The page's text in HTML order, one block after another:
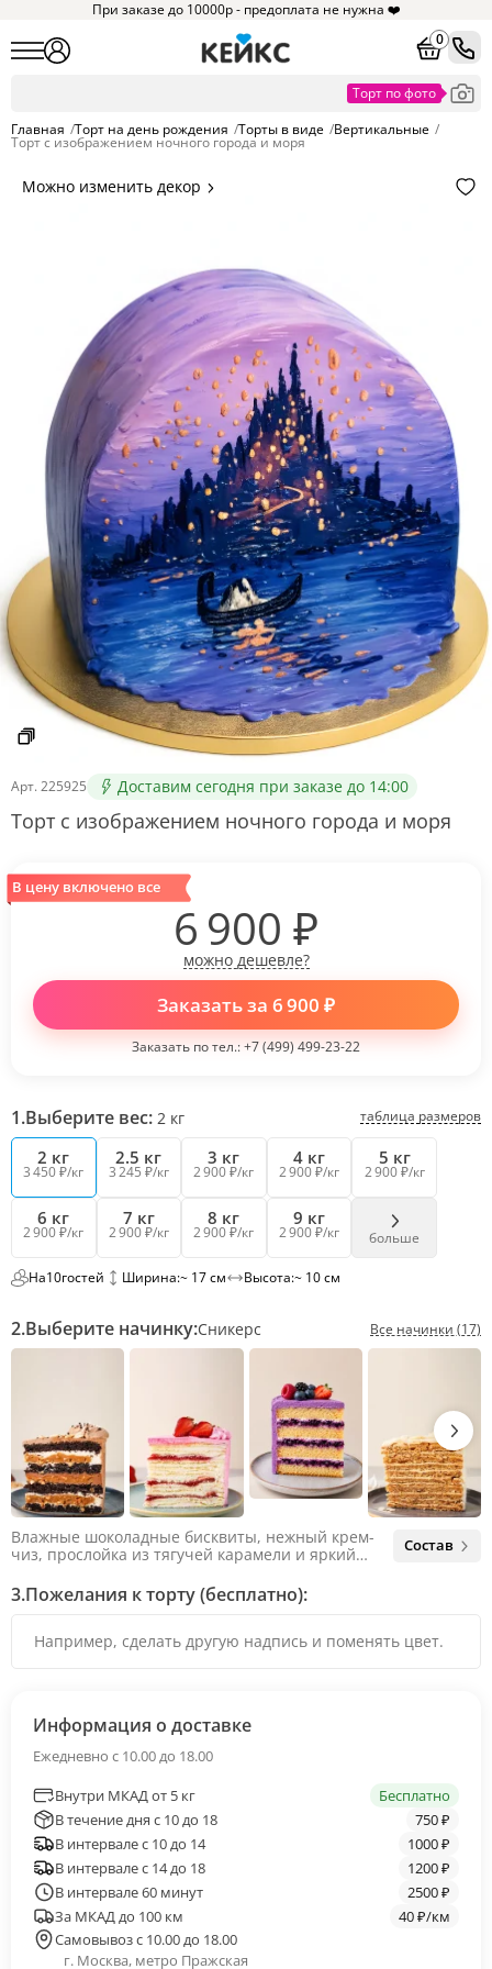
При заказе до 10000р - предоплата не нужна ❤️
0
Главная /Торт на день рождения /Торты в виде /Вертикальные /
Торт с изображением ночного города и моря
Можно изменить декор
Арт. 225925 Доставим сегодня при заказе до 14:00
Торт с изображением ночного города и моря
1.Выберите вес: 2 кг таблица размеров
2 кг
3 450 ₽/кг
2.5 кг
3 245 ₽/кг
3 кг
2 900 ₽/кг
4 кг
2 900 ₽/кг
5 кг
2 900 ₽/кг
6 кг
2 900 ₽/кг
7 кг
2 900 ₽/кг
8 кг
2 900 ₽/кг
9 кг
2 900 ₽/кг больше
На10гостей Ширина:~ 17 см Высота:~ 10 см
2.Выберите начинку:Сникерс Все начинки (17)
Влажные шоколадные бисквиты, нежный крем-
чиз, прослойка из тягучей карамели и яркий
яркий вкус шоколада и тягучей карамели, не
оставляя ни единого шанса остаться
Состав
3.Пожелания к торту (бесплатно):
В цену включено все
6 900 ₽
можно дешевле?
Заказать за 6 900 ₽
Заказать по тел.:+7 (499) 499-23-22
Информация о доставке
Ежедневно с 10.00 до 18.00
Внутри МКАД от 5 кг
Бесплатно
В течение дня с 10 до 18
750 ₽
В интервале с 10 до 14
1000 ₽
В интервале с 14 до 18
1200 ₽
В интервале 60 минут
2500 ₽
За МКАД до 100 км
40 ₽/км
Самовывоз с 10.00 до 18.00
г. Москва, метро Пражская